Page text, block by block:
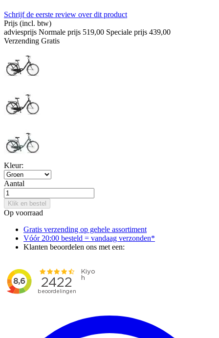
Schrijf de eerste review over dit product
Prijs (incl. btw)
adviesprijs Normale prijs 519,00 Speciale prijs 439,00
Verzending Gratis
Kleur:
Aantal
Klik en bestel
Op voorraad
Gratis verzending op gehele assortiment
Vóór 20:00 besteld = vandaag verzonden*
Klanten beoordelen ons met een: